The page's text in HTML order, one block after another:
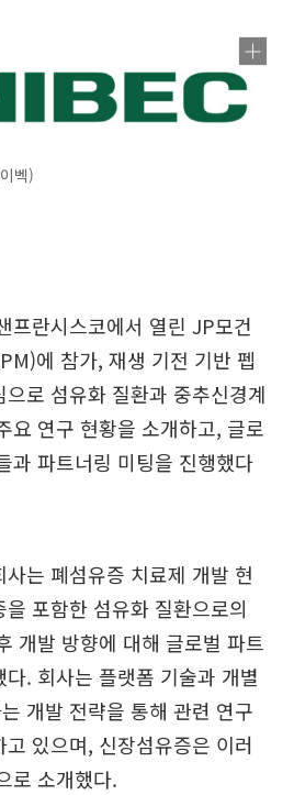
벡)
프란시스코에서 열린 JP모건
에 참가, 재생 기전 기반 펩
로 섬유화 질환과 중추신경계
요 연구 현황을 소개하고, 글로
과 파트너링 미팅을 진행했다
는 폐섬유증 치료제 개발 현
포함한 섬유화 질환으로의
개발 방향에 대해 글로벌 파트
. 회사는 플랫폼 기술과 개별
개발 전략을 통해 관련 연구
있으며, 신장섬유증은 이러
로 소개했다.